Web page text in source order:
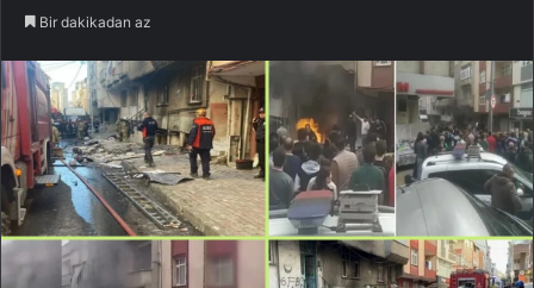
Bir dakikadan az